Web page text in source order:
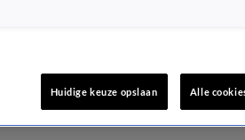
Huidige keuze opslaan Alle